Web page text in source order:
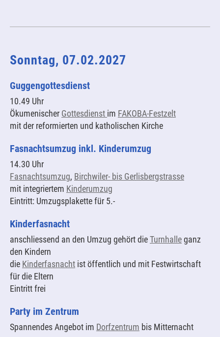
Sonntag, 07.02.2027
Guggengottesdienst
10.49 Uhr
Ökumenischer Gottesdienst im FAKOBA-Festzelt
mit der reformierten und katholischen Kirche
Fasnachtsumzug inkl. Kinderumzug
14.30 Uhr
Fasnachtsumzug, Birchwiler- bis Gerlisbergstrasse
mit integriertem Kinderumzug
Eintritt: Umzugsplakette für 5.-
Kinderfasnacht
anschliessend an den Umzug gehört dieTurnhalleganz
den Kindern
die Kinderfasnacht ist öffentlich und mit Festwirtschaft
für die Eltern
Eintritt frei
Party im Zentrum
Spannendes Angebot im Dorfzentrum bis Mitternacht